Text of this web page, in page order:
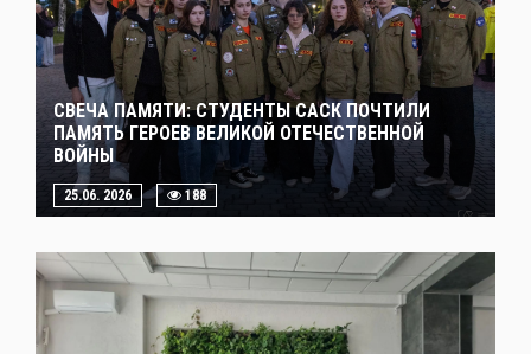
СВЕЧА ПАМЯТИ: СТУДЕНТЫ САСК ПОЧТИЛИ
ПАМЯТЬ ГЕРОЕВ ВЕЛИКОЙ ОТЕЧЕСТВЕННОЙ
ВОЙНЫ
25.06. 2026 188